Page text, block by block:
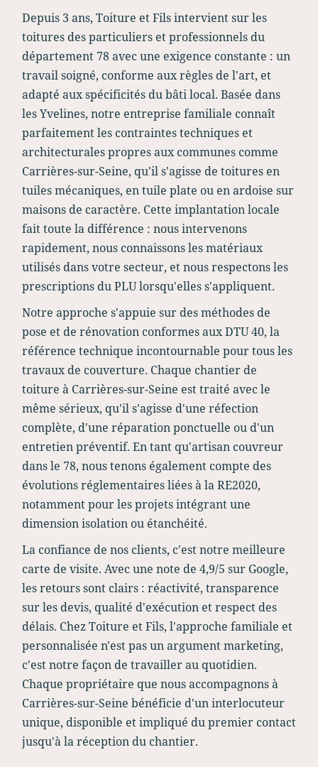
Depuis 3 ans, Toiture et Fils intervient sur les
toitures des particuliers et professionnels du
département 78 avec une exigence constante : un
travail soigné, conforme aux règles de l'art, et
adapté aux spécificités du bâti local. Basée dans
les Yvelines, notre entreprise familiale connaît
parfaitement les contraintes techniques et
architecturales propres aux communes comme
Carrières-sur-Seine, qu'il s'agisse de toitures en
tuiles mécaniques, en tuile plate ou en ardoise sur
maisons de caractère. Cette implantation locale
fait toute la différence : nous intervenons
rapidement, nous connaissons les matériaux
utilisés dans votre secteur, et nous respectons les
prescriptions du PLU lorsqu'elles s'appliquent.
Notre approche s'appuie sur des méthodes de
pose et de rénovation conformes aux DTU 40, la
référence technique incontournable pour tous les
travaux de couverture. Chaque chantier de
toiture à Carrières-sur-Seine est traité avec le
même sérieux, qu'il s'agisse d'une réfection
complète, d'une réparation ponctuelle ou d'un
entretien préventif. En tant qu'artisan couvreur
dans le 78, nous tenons également compte des
évolutions réglementaires liées à la RE2020,
notamment pour les projets intégrant une
dimension isolation ou étanchéité.
La confiance de nos clients, c'est notre meilleure
carte de visite. Avec une note de 4,9/5 sur Google,
les retours sont clairs : réactivité, transparence
sur les devis, qualité d'exécution et respect des
délais. Chez Toiture et Fils, l'approche familiale et
personnalisée n'est pas un argument marketing,
c'est notre façon de travailler au quotidien.
Chaque propriétaire que nous accompagnons à
Carrières-sur-Seine bénéficie d'un interlocuteur
unique, disponible et impliqué du premier contact
jusqu'à la réception du chantier.